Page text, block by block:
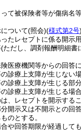
て被保険者等が傷病
ついて(照会)(様式第2号)
ったレセプトに係る開示
(ただし、調剤報酬明細書
医療機関等からの回答
診療上支障が生じない
診療上支障が生じる部
診療上支障が生じる場
、レセプトを開示す
開示又は不開示との
のとする。
や回答期限が経過し